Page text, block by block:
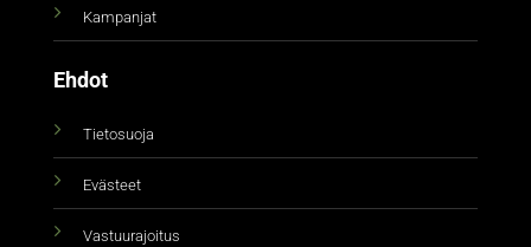
Kampanjat
Ehdot
Tietosuoja
Evästeet
Vastuurajoitus